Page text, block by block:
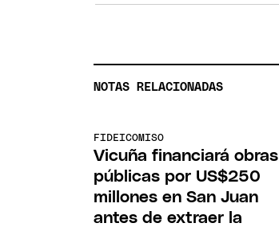
NOTAS RELACIONADAS
FIDEICOMISO
Vicuña financiará obras
públicas por US$250
millones en San Juan
antes de extraer la